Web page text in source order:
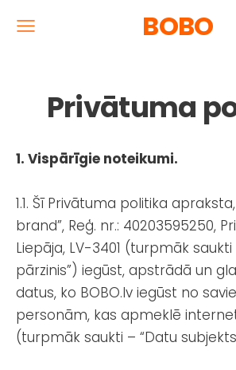
BOBO
Privātuma
1. Vispārīgie noteikumi.
1.1. Šī Privātuma politika apraksta,
brand”, Reģ. nr.: 40203595250,
Liepāja, LV-3401 (turpmāk
pārzinis”) iegūst, apstrādā un
datus, ko BOBO.lv iegūst no
personām, kas apmeklē
(turpmāk saukti – “Datu